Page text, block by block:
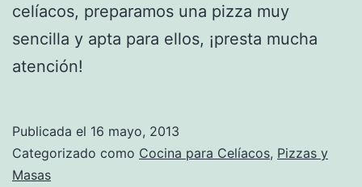
celíacos, preparamos una pizza muy
sencilla y apta para ellos, ¡presta mucha
atención!
Publicada el 16 mayo, 2013
Categorizado como Cocina para Celíacos, Pizzas y
Masas